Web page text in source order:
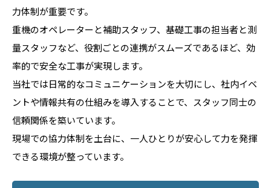
力体制が重要です。
重機のオペレーターと補助スタッフ、基礎工事の担当者と測
量スタッフなど、役割ごとの連携がスムーズであるほど、効
率的で安全な工事が実現します。
当社では日常的なコミュニケーションを大切にし、社内イベ
ントや情報共有の仕組みを導入することで、スタッフ同士の
信頼関係を築いています。
現場での協力体制を土台に、一人ひとりが安心して力を発揮
できる環境が整っています。